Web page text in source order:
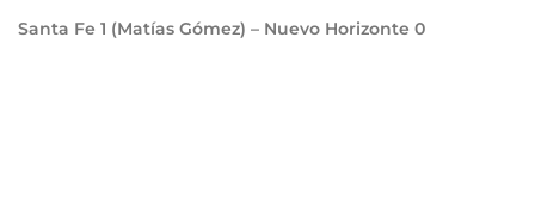
Santa Fe 1 (Matías Gómez) – Nuevo Horizonte 0